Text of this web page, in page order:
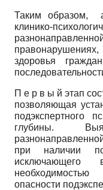
Таким образом,
клинико-
здоровья
П е р в ы й этап
позволяющая
подэкспертного
глубины.
при наличии
опасности